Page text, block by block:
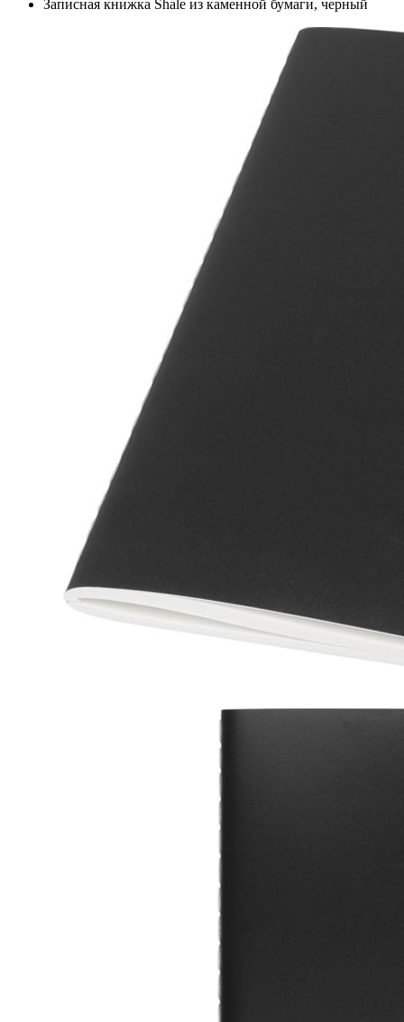
Записная книжка Shale из каменной бумаги, черный